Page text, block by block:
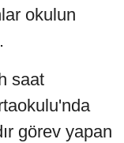
okulun
saat
görev yapan